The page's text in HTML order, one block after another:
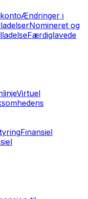
Ændringer i
Nomineret og
Færdiglavede
Virtuel
Finansiel